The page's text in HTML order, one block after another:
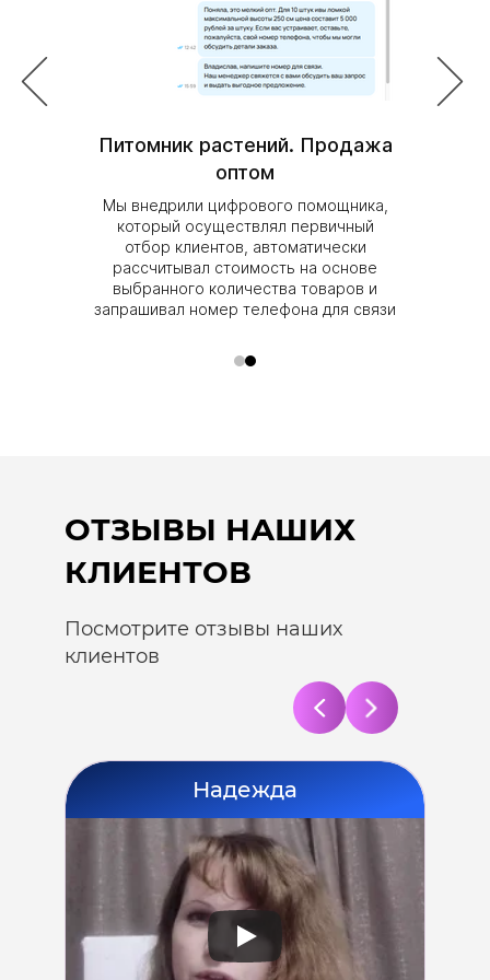
собственному — с полной
ответственностью и заботой.
Мармелад
Томаров Михаил Борисович
Питомник растений. Продажа
оптом
Мы внедрили цифрового помощника,
который осуществлял первичный
отбор клиентов, автоматически
рассчитывал стоимость на основе
выбранного количества товаров и
запрашивал номер телефона для связи
ОТЗЫВЫ НАШИХ
КЛИЕНТОВ
Посмотрите отзывы наших
клиентов
Надежда